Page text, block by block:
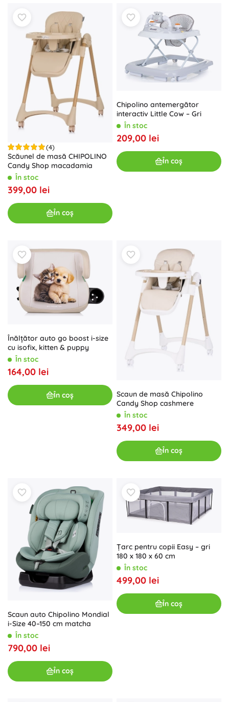
(4)
Scăunel de masă CHIPOLINO
Candy Shop macadamia
În stoc
399,00 lei
În coș
Chipolino antemergător
interactiv Little Cow – Gri
În stoc
209,00 lei
În coș
Înălțător auto go boost i-size
cu isofix, kitten & puppy
În stoc
164,00 lei
În coș
Scaun de masă Chipolino
Candy Shop cashmere
În stoc
349,00 lei
În coș
Scaun auto Chipolino Mondial
i-Size 40–150 cm matcha
În stoc
790,00 lei
În coș
Țarc pentru copii Easy – gri
180 x 180 x 60 cm
În stoc
499,00 lei
În coș